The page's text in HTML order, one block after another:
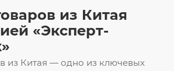
из Китая — одно из ключевых
из Китая
«Эксперт-